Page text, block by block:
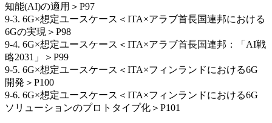
知能(AI)の適用＞P97
9-3. 6G×想定ユースケース＜ITA×アラブ首長国連邦における
6Gの実現＞P98
9-4. 6G×想定ユースケース＜ITA×アラブ首長国連邦：「AI戦
略2031」＞P99
9-5. 6G×想定ユースケース＜ITA×フィンランドにおける6G
開発＞P100
9-6. 6G×想定ユースケース＜ITA×フィンランドにおける6G
ソリューションのプロトタイプ化＞P101